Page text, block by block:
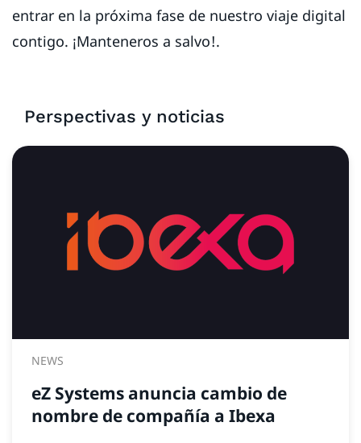
entrar en la próxima fase de nuestro viaje digital
contigo. ¡Manteneros a salvo!.
Perspectivas y noticias
NEWS
eZ Systems anuncia cambio de
nombre de compañía a Ibexa